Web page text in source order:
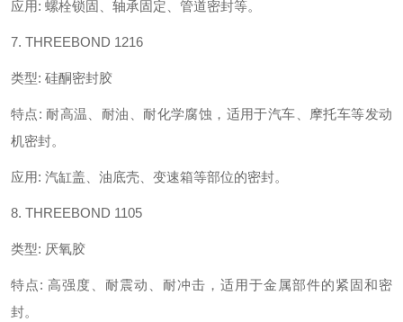
应用: 螺栓锁固、轴承固定、管道密封等。
7. THREEBOND 1216
类型: 硅酮密封胶
特点: 耐高温、耐油、耐化学腐蚀，适用于汽车、摩托车等发动
机密封。
应用: 汽缸盖、油底壳、变速箱等部位的密封。
8. THREEBOND 1105
类型: 厌氧胶
特点: 高强度、耐震动、耐冲击，适用于金属部件的紧固和密
封。